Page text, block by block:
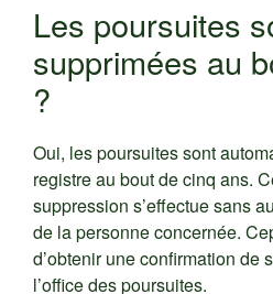
Les poursuites
supprimées au
?
Oui, les poursuites sont
registre au bout de cinq ans.
suppression s’effectue sans
de la personne concernée.
d’obtenir une confirmation de
l’office des poursuites.